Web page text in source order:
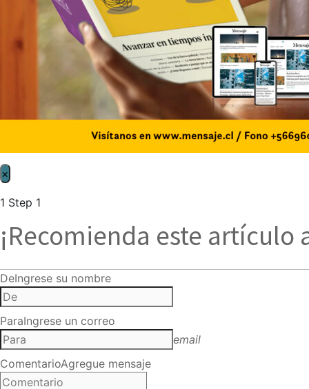
×
1 Step 1
¡Recomienda este artículo
DeIngrese su nombre
ParaIngrese un correo
email
ComentarioAgregue mensaje